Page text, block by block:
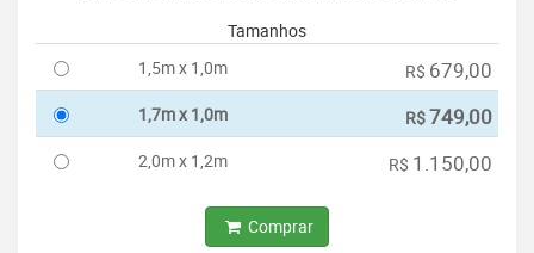
Tamanhos
1,5m x 1,0m
R$ 679,00
1,7m x 1,0m R$749,00
2,0m x 1,2m R$ 1.150,00
Comprar